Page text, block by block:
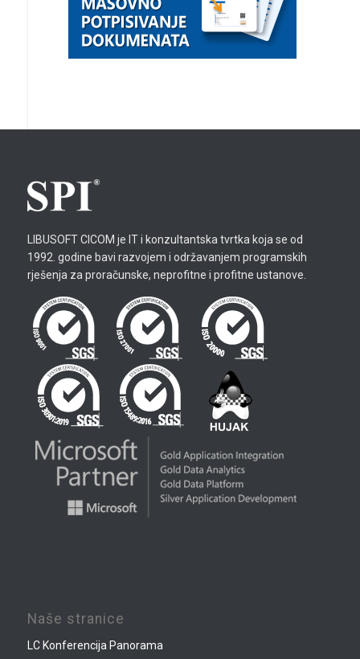
LIBUSOFT CICOM je IT i konzultantska tvrtka koja se od
1992. godine bavi razvojem i održavanjem programskih
rješenja za proračunske, neprofitne i profitne ustanove.
Naše stranice
LC Konferencija Panorama